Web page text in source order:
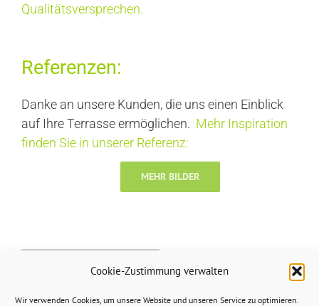
Cookie-Zustimmung verwalten
Wir verwenden Cookies, um unsere Website und unseren Service zu optimieren.
Qualitätsversprechen.
Referenzen:
Danke an unsere Kunden, die uns einen Einblick
auf Ihre Terrasse ermöglichen. Mehr Inspiration
finden Sie in unserer Referenz:
MEHR BILDER